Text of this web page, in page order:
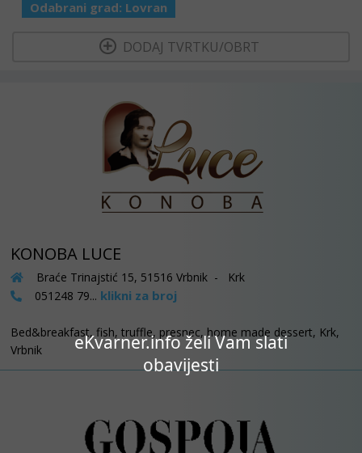
eKvarner.info želi Vam slati
obavijesti
Odabrani grad: Lovran
DODAJ TVRTKU/OBRT
KONOBA LUCE
Braće Trinajstić 15, 51516 Vrbnik - Krk
051248 79... klikni za broj
Bed&breakfast, fish, truffle, presnec, home made dessert, Krk,
Vrbnik